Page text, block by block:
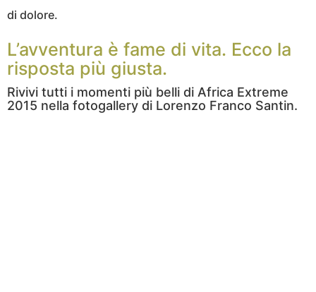
di dolore.
L’avventura è fame di vita. Ecco la
risposta più giusta.
Rivivi tutti i momenti più belli di Africa Extreme
2015 nella fotogallery di Lorenzo Franco Santin.